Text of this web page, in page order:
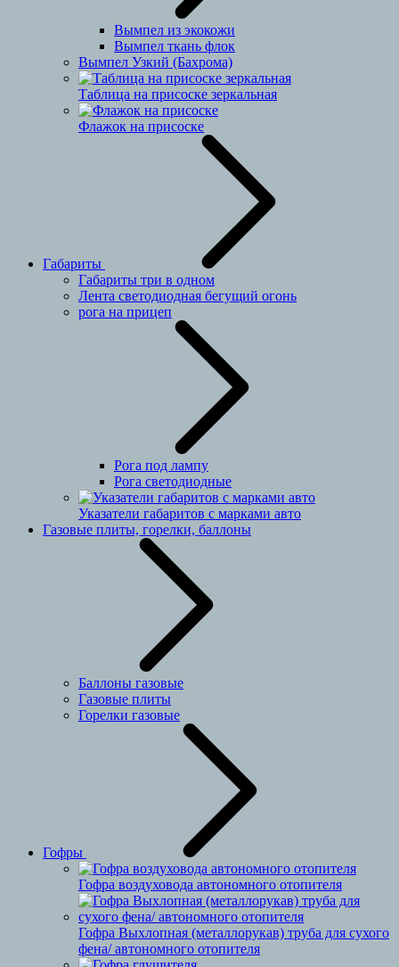
Вымпел из экокожи
Вымпел ткань флок
Вымпел Узкий (Бахрома)
Таблица на присоске зеркальная
Флажок на присоске
Габариты
Габариты три в одном
Лента светодиодная бегущий огонь
рога на прицеп
Рога под лампу
Рога светодиодные
Указатели габаритов с марками авто
Газовые плиты, горелки, баллоны
Баллоны газовые
Газовые плиты
Горелки газовые
Гофры
Гофра воздуховода автономного отопителя
Гофра Выхлопная (металлорукав) труба для сухого
фена/ автономного отопителя